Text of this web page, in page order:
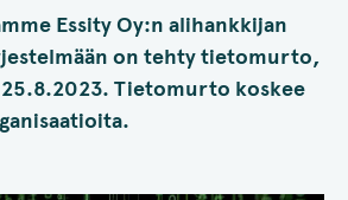
Essity Oy:n alihankkijan
on tehty tietomurto,
Tietomurto koskee